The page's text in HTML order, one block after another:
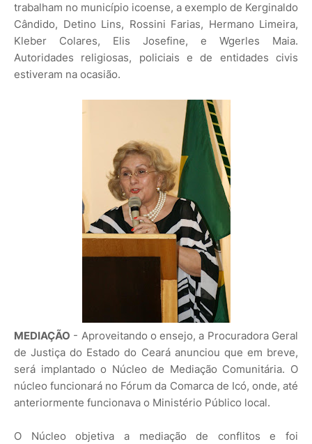
trabalham no município icoense, a exemplo de Kerginaldo
Cândido, Detino Lins, Rossini Farias, Hermano Limeira,
Kleber Colares, Elis Josefine, e Wgerles Maia.
Autoridades religiosas, policiais e de entidades civis
estiveram na ocasião.
MEDIAÇÃO - Aproveitando o ensejo, a Procuradora Geral
de Justiça do Estado do Ceará anunciou que em breve,
será implantado o Núcleo de Mediação Comunitária. O
núcleo funcionará no Fórum da Comarca de Icó, onde, até
anteriormente funcionava o Ministério Público local.
O Núcleo objetiva a mediação de conflitos e foi